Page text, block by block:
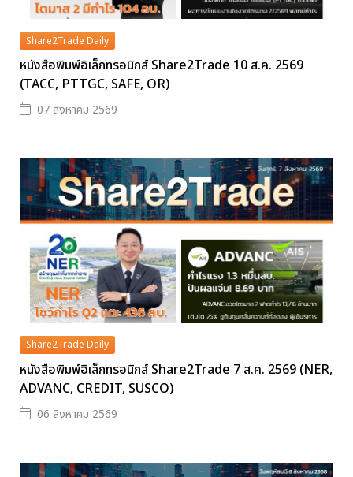
Share2Trade Daily
หนังสือพิมพ์อิเล็กทรอนิกส์ Share2Trade 10 ส.ค. 2569
(TACC, PTTGC, SAFE, OR)
07 สิงหาคม 2569
Share2Trade Daily
หนังสือพิมพ์อิเล็กทรอนิกส์ Share2Trade 7 ส.ค. 2569 (NER,
ADVANC, CREDIT, SUSCO)
06 สิงหาคม 2569